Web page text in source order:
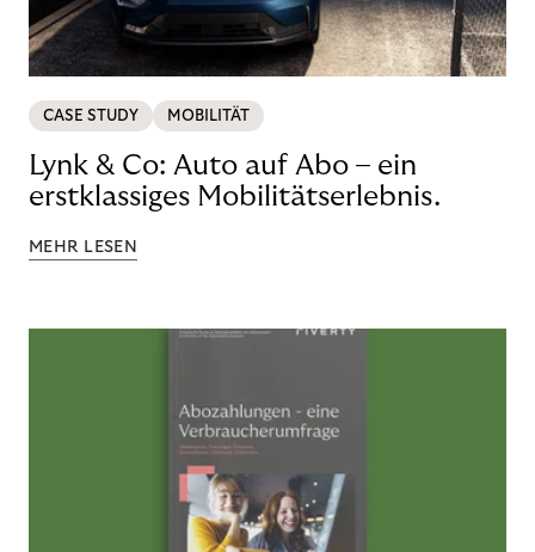
CASE STUDY MOBILITÄT
Lynk & Co: Auto auf Abo – ein
erstklassiges Mobilitätserlebnis.
MEHR LESEN